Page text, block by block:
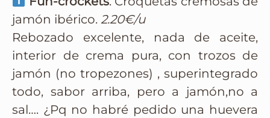
jamón ibérico. 2.20€/u
Rebozado excelente, nada de aceite,
interior de crema pura, con trozos de
jamón (no tropezones) , superintegrado
todo, sabor arriba, pero a jamón,no a
sal…. ¿Pq no habré pedido una huevera